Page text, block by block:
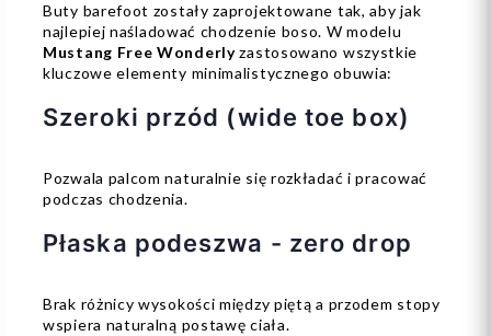
Buty barefoot zostały zaprojektowane tak, aby jak
najlepiej naśladować chodzenie boso. W modelu
Mustang Free Wonderlyzastosowano wszystkie
kluczowe elementy minimalistycznego obuwia:
Szeroki przód (wide toe box)
Pozwala palcom naturalnie się rozkładać i pracować
podczas chodzenia.
Płaska podeszwa - zero drop
Brak różnicy wysokości między piętą a przodem stopy
wspiera naturalną postawę ciała.